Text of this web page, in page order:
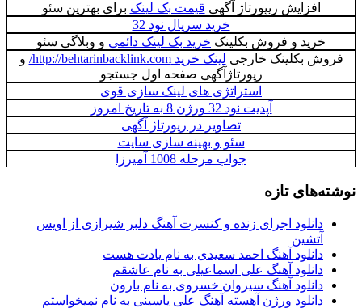
افزایش ریپورتاژ آگهی قیمت بک لینک برای بهترین سئو
خرید سریال نود 32
خرید و فروش بکلینک خرید بک لینک دائمی و وبلاگی سئو
فروش بکلینک خارجی لینک خرید http://behtarinbacklink.com/
و
رپورتاژآگهی صفحه اول جستجو
استراتژی های لینک سازی قوی
آپدیت نود 32 ورژن 8 به تاریخ امروز
تصاویر در رپورتاژ آگهی
سئو و بهینه سازی سایت
جواب مرحله 1008 آمیرزا
نوشته‌های تازه
دانلود اجرای زنده و کنسرت آهنگ دلبر شیرازی از اویس
آتشین
دانلود آهنگ احمد سعیدی به نام یادت هست
دانلود آهنگ علی اسماعیلی به نام عاشقم
دانلود آهنگ سیروان خسروی به نام بارون
دانلود ورژن آهسته آهنگ علی یاسینی به نام نمیخواستم